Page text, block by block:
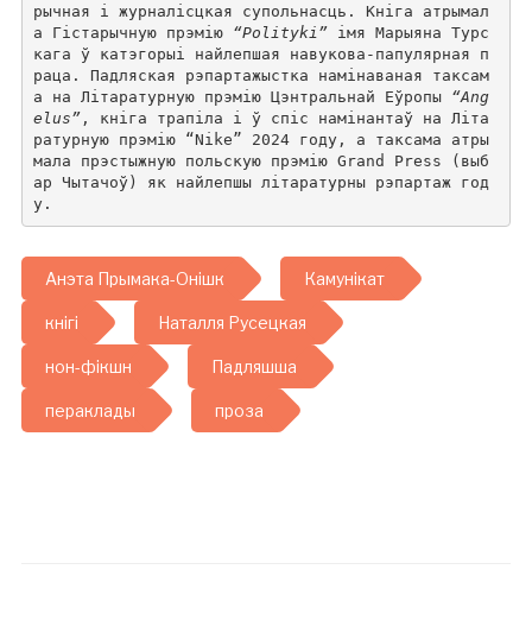
рычная і журналісцкая супольнасць. Кніга атрымал
а Гістарычную прэмію “Polityki” імя Марыяна Турс
кага ў катэгорыі найлепшая навукова-папулярная п
раца. Падляская рэпартажыстка намінаваная таксам
а на Літаратурную прэмію Цэнтральнай Еўропы “Ang
elus” , кніга трапіла і ў спіс намінантаў на Літа
ратурную прэмію “Nike” 2024 году, а таксама атры
мала прэстыжную польскую прэмію Grand Press (выб
ар Чытачоў) як найлепшы літаратурны рэпартаж год
у.
Анэта Прымака-Онішк Камунікат
кнігі Наталля Русецкая
нон-фікшн Падляшша
пераклады проза